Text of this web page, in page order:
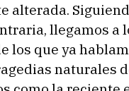
alterada.
llegamos a
los que ya
naturales